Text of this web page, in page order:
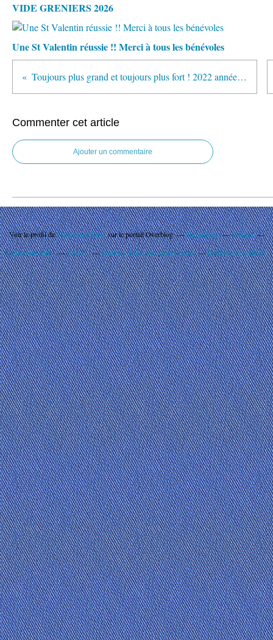
VIDE GRENIERS 2026
Une St Valentin réussie !! Merci à tous les bénévoles
Toujours plus grand et toujours plus fort ! 2022 année millésimée !
Commenter cet article
Ajouter un commentaire
Voir le profil deComité des Fêtessur le portail Overblog Top articles
Contact
Signaler un abus
C.G.U. Cookies et données personnelles Préférences cookies